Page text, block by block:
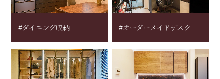
#ダイニング収納 #オーダーメイドデスク